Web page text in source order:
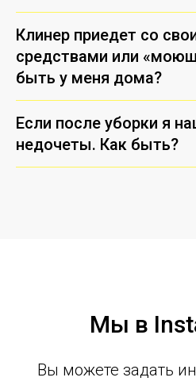
Клинер приедет со
средствами или
быть у меня дома?
Если после уборки я
недочеты. Как быть?
Мы в
Вы можете задать